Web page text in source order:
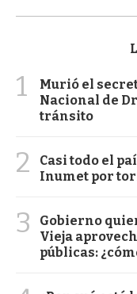
1
Murió el
Nacional de
tránsito
2
Casi todo el
Inumet por
3
Gobierno
Vieja
públicas: